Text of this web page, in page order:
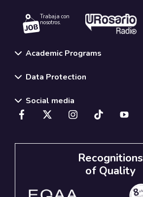
Trabaja con
nosotros.
Academic Programs
Data Protection
Social media
Recognitions
of Quality